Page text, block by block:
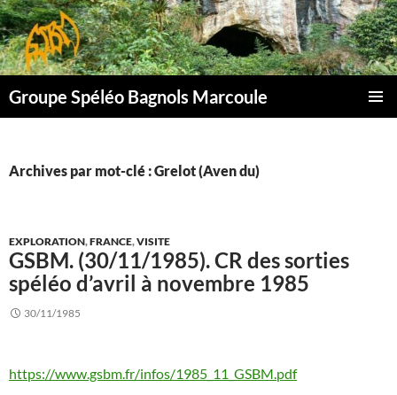
Aller
au
contenu
Groupe Spéléo Bagnols Marcoule
Archives par mot-clé : Grelot (Aven du)
EXPLORATION,FRANCE,VISITE
GSBM. (30/11/1985). CR des sorties
spéléo d’avril à novembre 1985
30/11/1985
https://www.gsbm.fr/infos/1985_11_GSBM.pdf